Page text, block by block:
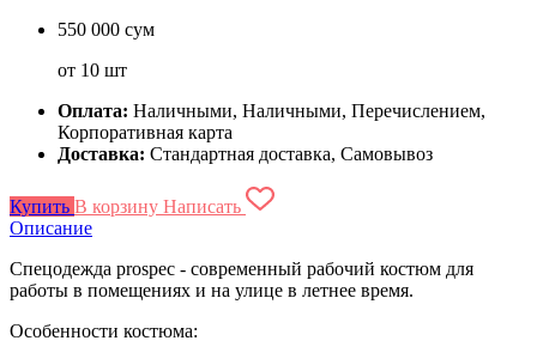
550 000 сум
от 10 шт
Оплата: Наличными, Наличными, Перечислением,
Корпоративная карта
Доставка: Стандартная доставка, Самовывоз
Купить В корзину Написать
Описание
Спецодежда prospec - современный рабочий костюм для
работы в помещениях и на улице в летнее время.
Особенности костюма: